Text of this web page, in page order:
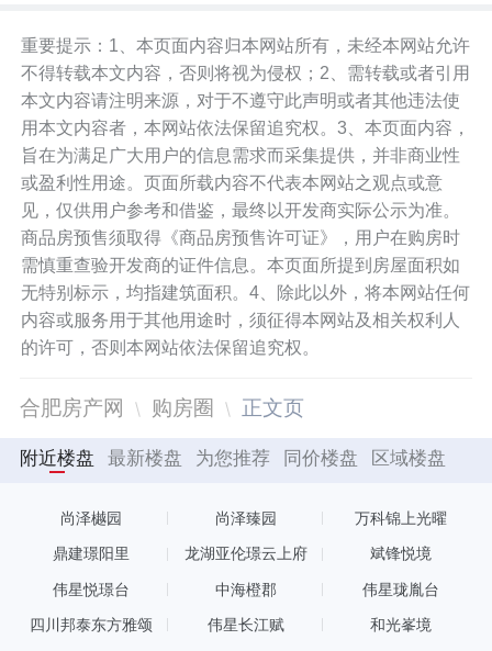
重要提示：1、本页面内容归本网站所有，未经本网站允许
不得转载本文内容，否则将视为侵权；2、需转载或者引用
本文内容请注明来源，对于不遵守此声明或者其他违法使
用本文内容者，本网站依法保留追究权。3、本页面内容，
旨在为满足广大用户的信息需求而采集提供，并非商业性
或盈利性用途。页面所载内容不代表本网站之观点或意
见，仅供用户参考和借鉴，最终以开发商实际公示为准。
商品房预售须取得《商品房预售许可证》，用户在购房时
需慎重查验开发商的证件信息。本页面所提到房屋面积如
无特别标示，均指建筑面积。4、除此以外，将本网站任何
内容或服务用于其他用途时，须征得本网站及相关权利人
的许可，否则本网站依法保留追究权。
合肥房产网 购房圈 正文页
附近楼盘 最新楼盘 为您推荐 同价楼盘 区域楼盘
尚泽樾园 尚泽臻园 万科锦上光曜
鼎建璟阳里 龙湖亚伦璟云上府 斌锋悦境
伟星悦璟台 中海橙郡 伟星珑胤台
四川邦泰东方雅颂 伟星长江赋 和光峯境